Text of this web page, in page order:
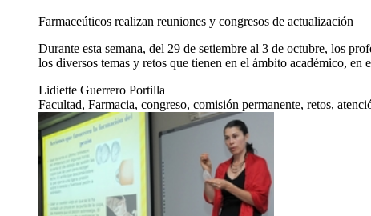
Farmaceúticos realizan reuniones y congresos de actualización
Durante esta semana, del 29 de setiembre al 3 de octubre, los
los diversos temas y retos que tienen en el ámbito académico,
Lidiette Guerrero Portilla
Facultad, Farmacia, congreso, comisión permanente, retos,